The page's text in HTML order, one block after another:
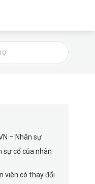
– Nhân sự
sự cố của nhân
viên có thay đổi